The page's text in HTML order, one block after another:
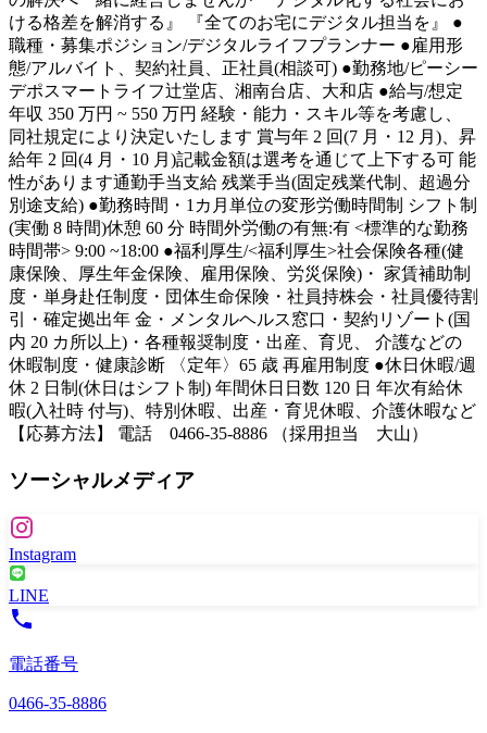
ける格差を解消する』 『全てのお宅にデジタル担当を』 ●
職種・募集ポジション/デジタルライフプランナー ●雇用形
態/アルバイト、契約社員、正社員(相談可) ●勤務地/ピーシー
デポスマートライフ辻堂店、湘南台店、大和店 ●給与/想定
年収 350 万円 ~ 550 万円 経験・能力・スキル等を考慮し、
同社規定により決定いたします 賞与年 2 回(7 月・12 月)、昇
給年 2 回(4 月・10 月)記載金額は選考を通じて上下する可 能
性があります通勤手当支給 残業手当(固定残業代制、超過分
別途支給) ●勤務時間・1カ月単位の変形労働時間制 シフト制
(実働 8 時間)休憩 60 分 時間外労働の有無:有 <標準的な勤務
時間帯> 9:00 ~18:00 ●福利厚生/<福利厚生>社会保険各種(健
康保険、厚生年金保険、雇用保険、労災保険)・ 家賃補助制
度・単身赴任制度・団体生命保険・社員持株会・社員優待割
引・確定拠出年 金・メンタルヘルス窓口・契約リゾート(国
内 20 カ所以上)・各種報奨制度・出産、育児、 介護などの
休暇制度・健康診断 〈定年〉65 歳 再雇用制度 ●休日休暇/週
休 2 日制(休日はシフト制) 年間休日日数 120 日 年次有給休
暇(入社時 付与)、特別休暇、出産・育児休暇、介護休暇など
【応募方法】 電話 0466-35-8886 （採用担当 大山）
ソーシャルメディア
Instagram
LINE
電話番号
0466-35-8886